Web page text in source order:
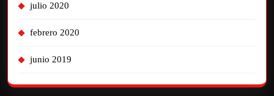
julio 2020
febrero 2020
junio 2019